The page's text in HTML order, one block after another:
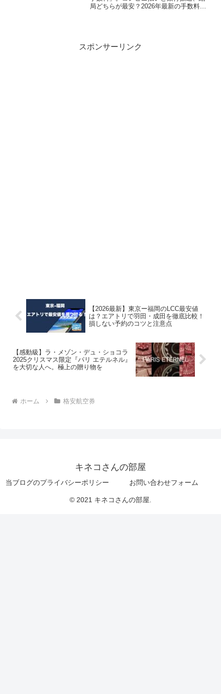
局どちらが最安？2026年最新の手数料一
スポンサーリンク
【2026最新】東京ー福岡のLCC最安値
は？エアトリで羽田・成田を徹底比較！
損しない予約のコツと注意点
【感動級】ラ・メゾン・デュ・ショコラ
2025クリスマス限定『パリ エテルネル』
を大切な人へ。極上の贈り物を
ホーム 格安航空券
キネコさんの部屋
当ブログのプライバシーポリシー お問い合わせフォーム
© 2021 キネコさんの部屋.